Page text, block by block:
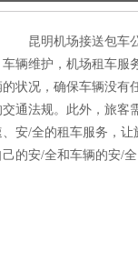
昆明机场接送包车
车辆维护，机场租车服
的状况，确保车辆没有
交通法规。此外，旅客
、安/全的租车服务，
的安/全和车辆的安/全